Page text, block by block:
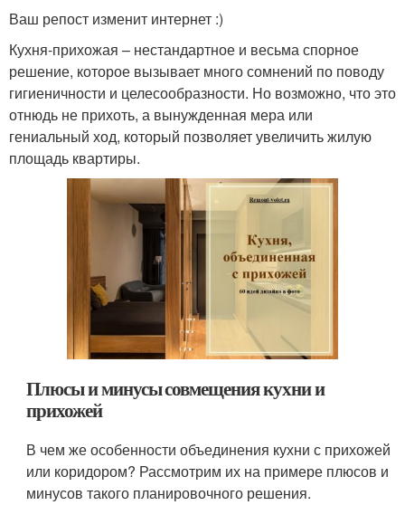
Ваш репост изменит интернет :)
Кухня-прихожая – нестандартное и весьма спорное
решение, которое вызывает много сомнений по поводу
гигиеничности и целесообразности. Но возможно, что это
отнюдь не прихоть, а вынужденная мера или
гениальный ход, который позволяет увеличить жилую
площадь квартиры.
Плюсы и минусы совмещения кухни и
прихожей
В чем же особенности объединения кухни с прихожей
или коридором? Рассмотрим их на примере плюсов и
минусов такого планировочного решения.